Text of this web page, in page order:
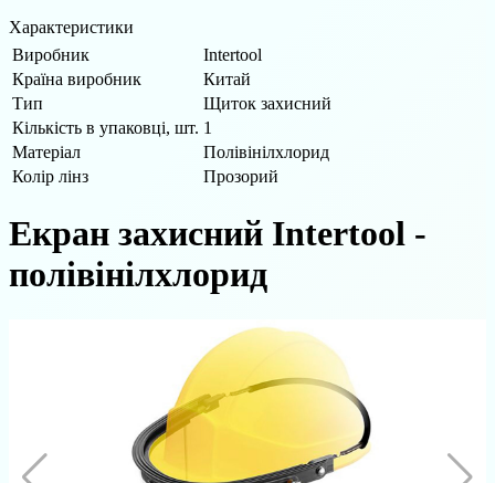
Характеристики
Виробник
Intertool
Країна виробник
Китай
Тип
Щиток захисний
Кількість в упаковці, шт. 1
Матеріал
Полівінілхлорид
Колір лінз
Прозорий
Екран захисний Intertool -
полівінілхлорид